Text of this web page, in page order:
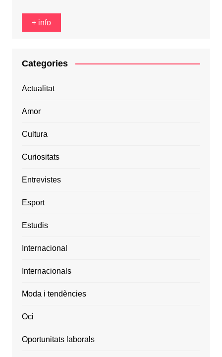
+ info
Categories
Actualitat
Amor
Cultura
Curiositats
Entrevistes
Esport
Estudis
Internacional
Internacionals
Moda i tendències
Oci
Oportunitats laborals